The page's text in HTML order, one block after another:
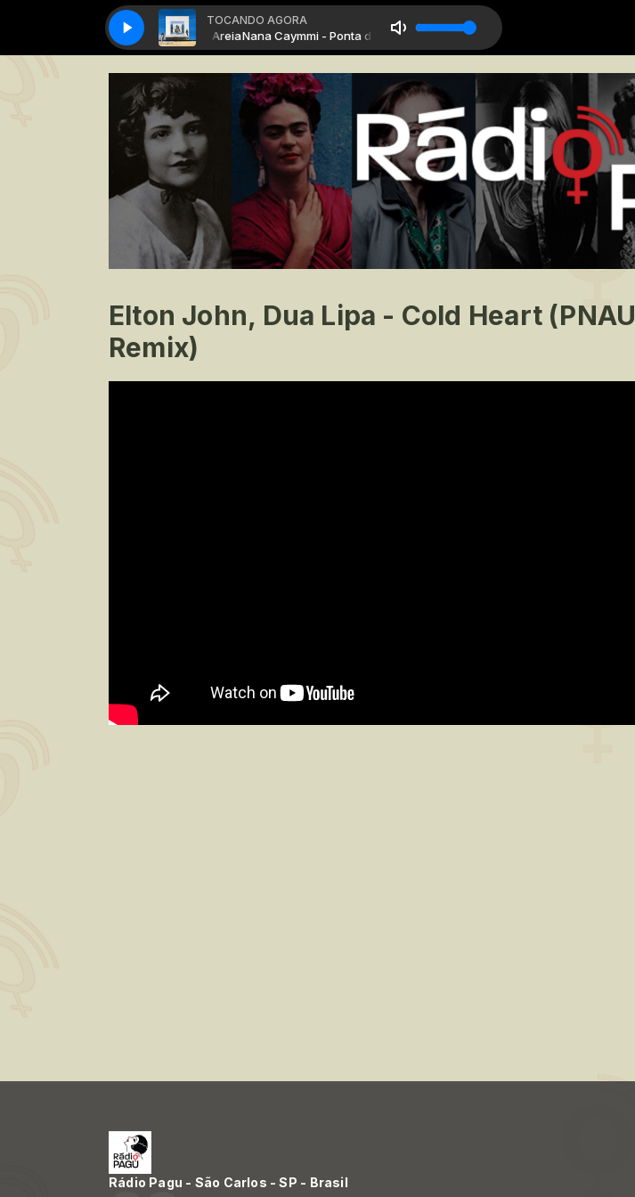
TOCANDO AGORA
Nana Caymmi - Ponta de AreiaNana Caymmi - Ponta de Areia
Elton John, Dua Lipa - Cold Heart (PNAU
Remix)
Rádio Pagu - São Carlos - SP - Brasil